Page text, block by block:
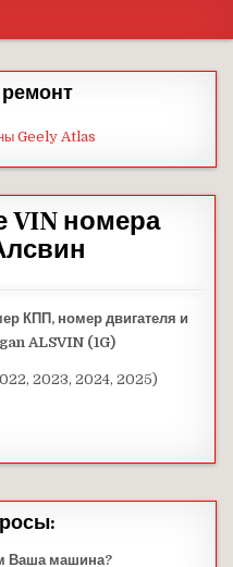
Geely Atlas
VIN номера
КПП, номер двигателя и
ALSVIN (1G)
2023, 2024, 2025)
Ваша машина?